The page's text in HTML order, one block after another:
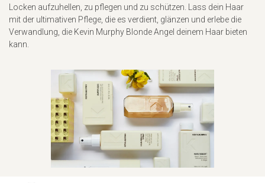
Locken aufzuhellen, zu pflegen und zu schützen. Lass dein Haar
mit der ultimativen Pflege, die es verdient, glänzen und erlebe die
Verwandlung, die Kevin Murphy Blonde Angel deinem Haar bieten
kann.